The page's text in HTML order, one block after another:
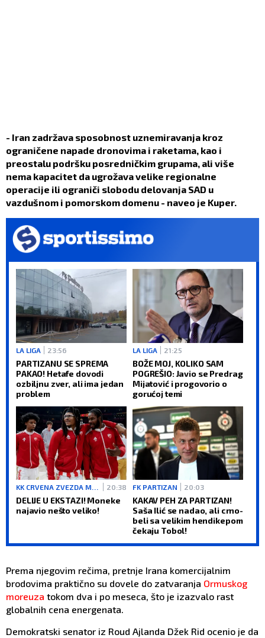
- Iran zadržava sposobnost uznemiravanja kroz
ograničene napade dronovima i raketama, kao i
preostalu podršku posredničkim grupama, ali više
nema kapacitet da ugrožava velike regionalne
operacije ili ograniči slobodu delovanja SAD u
vazdušnom i pomorskom domenu - naveo je Kuper.
LA LIGA 23:56
PARTIZANU SE SPREMA
PAKAO! Hetafe dovodi
ozbiljnu zver, ali ima jedan
problem
LA LIGA 21:25
BOŽE MOJ, KOLIKO SAM
POGREŠIO: Javio se Predrag
Mijatović i progovorio o
gorućoj temi
20:38
DELIJE U EKSTAZI! Moneke
najavio nešto veliko!
FK PARTIZAN 20:03
KAKAV PEH ZA PARTIZAN!
Saša Ilić se nadao, ali crno-
beli sa velikim hendikepom
čekaju Tobol!
Prema njegovim rečima, pretnje Irana komercijalnim
brodovima praktično su dovele do zatvaranja Ormuskog
moreuza tokom dva i po meseca, što je izazvalo rast
globalnih cena energenata.
Demokratski senator iz Roud Ajlanda Džek Rid ocenio je da